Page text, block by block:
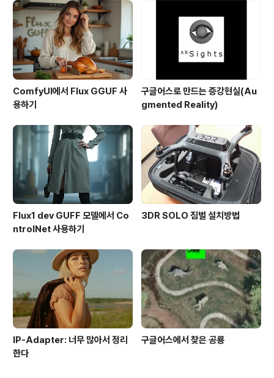
ComfyUI에서 Flux GGUF 사
용하기
구글어스로 만드는 증강현실(Au
gmented Reality)
Flux1 dev GUFF 모델에서 Co
ntrolNet 사용하기
3DR SOLO 짐벌 설치방법
IP-Adapter: 너무 많아서 정리
한다
구글어스에서 찾은 공룡